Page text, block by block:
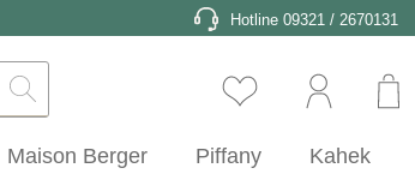
Hotline 09321 / 2670131
Maison Berger Piffany Kaheku